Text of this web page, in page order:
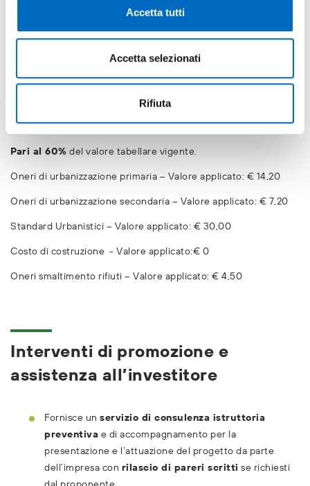
Accetta tutti
Accetta selezionati
Rifiuta
’esenzione della TARI:
0,00 per tre anni
compensazione dei debiti e crediti IMU
e TASI.
Riduce gli oneri di urbanizzazione
Pari al 60% del valore tabellare vigente.
Oneri di urbanizzazione primaria – Valore applicato: € 14,20
Oneri di urbanizzazione secondaria – Valore applicato: € 7,20
Standard Urbanistici – Valore applicato: € 30,00
Costo di costruzione - Valore applicato:€ 0
Oneri smaltimento rifiuti – Valore applicato: € 4,50
Interventi di promozione e
assistenza all’investitore
Fornisce un servizio di consulenza istruttoria
preventiva e di accompagnamento per la
presentazione e l’attuazione del progetto da parte
dell’impresa con rilascio di pareri scritti se richiesti